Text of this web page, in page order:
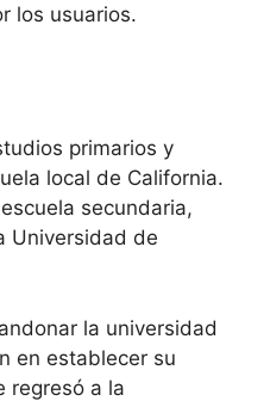
los usuarios.
primarios y
local de California.
secundaria,
Universidad de
la universidad
en establecer su
regresó a la